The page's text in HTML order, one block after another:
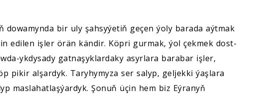
bir uly şahsyýetiň geçen ýoly barada aýtmak
edilen işler örän kändir. Köpri gurmak, ýol çekmek dost-
ykdysady gatnaşyklardaky asyrlara barabar işler,
pikir alşardyk. Taryhymyza ser salyp, geljekki ýaşlara
maslahatlaşýardyk. Şonuň üçin hem biz Eýranyň